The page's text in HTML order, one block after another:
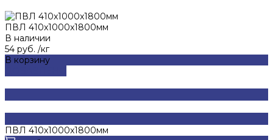
ПВЛ 410x1000x1800мм
В наличии
54 руб. /кг
В корзину
ПВЛ 410x1000x1800мм